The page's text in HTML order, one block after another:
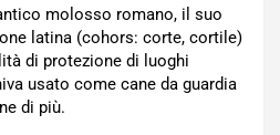
molosso romano, il suo
latina (cohors: corte, cortile)
di protezione di luoghi
usato come cane da guardia
di più.